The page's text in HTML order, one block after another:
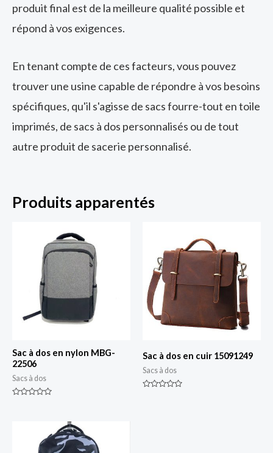
produit final est de la meilleure qualité possible et
répond à vos exigences.
En tenant compte de ces facteurs, vous pouvez
trouver une usine capable de répondre à vos besoins
spécifiques, qu'il s'agisse de sacs fourre-tout en toile
imprimés, de sacs à dos personnalisés ou de tout
autre produit de sacerie personnalisé.
Produits apparentés
Sac à dos en nylon MBG-
22506
Sacs à dos
Sac à dos en cuir 15091249
Sacs à dos